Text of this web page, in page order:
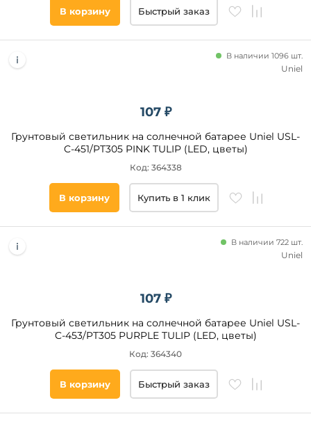
В корзину Быстрый заказ
107 ₽
Грунтовый светильник на солнечной батарее Uniel USL-
C-451/PT305 PINK TULIP (LED, цветы)
В наличии 1096 шт.
Код: 364338
Uniel
В корзину Купить в 1 клик
107 ₽
Грунтовый светильник на солнечной батарее Uniel USL-
C-453/PT305 PURPLE TULIP (LED, цветы)
В наличии 722 шт.
Код: 364340
Uniel
В корзину Быстрый заказ